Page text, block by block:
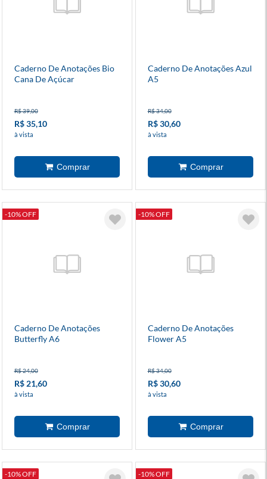
Caderno De Anotações Bio
Cana De Açúcar
R$ 39,00
R$ 35,10
à vista
Caderno De Anotações Azul
A5
R$ 34,00
R$ 30,60
à vista
-10% OFF
Caderno De Anotações
Butterfly A6
R$ 24,00
R$ 21,60
à vista
-10% OFF
Caderno De Anotações
Flower A5
R$ 34,00
R$ 30,60
à vista
-10% OFF -10% OFF